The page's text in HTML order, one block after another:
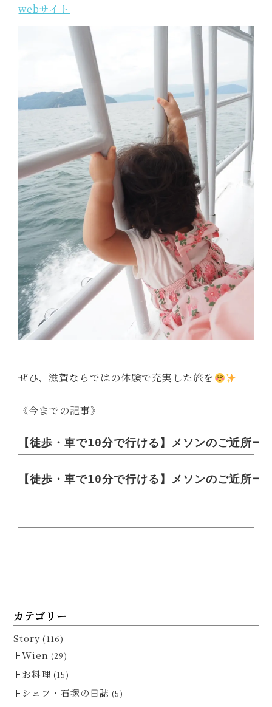
webサイト
ぜひ、滋賀ならではの体験で充実した旅を
《今までの記事》
【徒歩・車で10分で行ける】メソンのご近所ー
【徒歩・車で10分で行ける】メソンのご近所ー
カテゴリー
Story (116)
Wien (29)
お料理 (15)
シェフ・石塚の日誌 (5)